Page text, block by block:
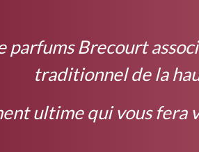
parfums Brecourt
traditionnel de la
ultime qui vous fera